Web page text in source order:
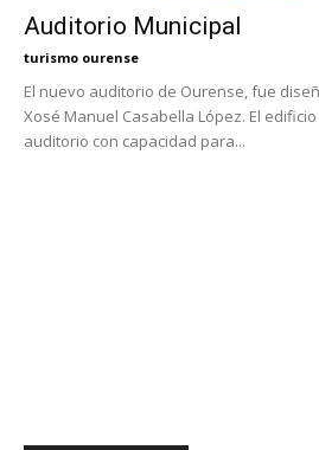
Auditorio Municipal
turismo ourense
El nuevo auditorio de Ourense, fue
Xosé Manuel Casabella López. El
auditorio con capacidad para...